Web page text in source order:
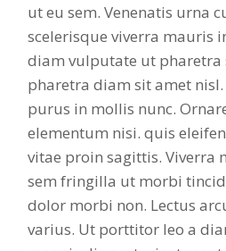
ut eu sem. Venenatis urna
scelerisque viverra mauris
diam vulputate ut pharetra
pharetra diam sit amet
purus in mollis nunc.
elementum nisi. quis
vitae proin sagittis. Viverra
sem fringilla ut morbi
dolor morbi non. Lectus
varius. Ut porttitor leo a